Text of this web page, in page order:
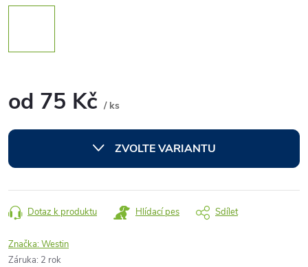
od 75 Kč / ks
cena:
ZVOLTE VARIANTU
Dotaz k produktu Hlídací pes Sdílet
Značka:Westin
Záruka: 2 rok